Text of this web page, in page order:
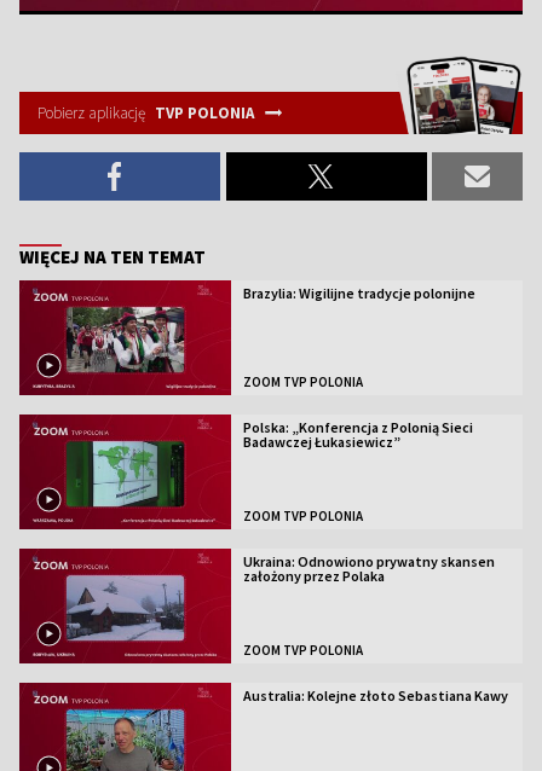
Pobierz aplikację TVP POLONIA
WIĘCEJ NA TEN TEMAT
Brazylia: Wigilijne tradycje polonijne
ZOOM TVP POLONIA
Polska: „Konferencja z Polonią Sieci
Badawczej Łukasiewicz”
ZOOM TVP POLONIA
Ukraina: Odnowiono prywatny skansen
założony przez Polaka
ZOOM TVP POLONIA
Australia: Kolejne złoto Sebastiana Kawy